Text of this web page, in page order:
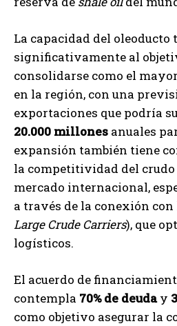
La capacidad del
significativamente al
consolidarse como el
en la región, con una
exportaciones que podría
20.000 millones anuales
expansión también tiene
la competitividad del
mercado internacional,
a través de la conexión con
Large Crude Carriers), que
logísticos.
El acuerdo de
contempla 70% de deuday
como objetivo asegurar la